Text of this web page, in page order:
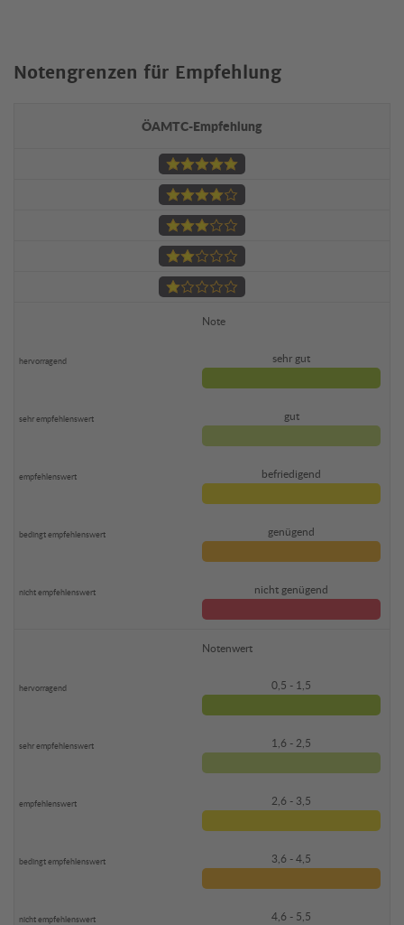
Notengrenzen für Empfehlung
ÖAMTC-Empfehlung
Note
sehr gut
gut
befriedigend
genügend
nicht genügend
Notenwert
0,5 - 1,5
1,6 - 2,5
2,6 - 3,5
3,6 - 4,5
4,6 - 5,5